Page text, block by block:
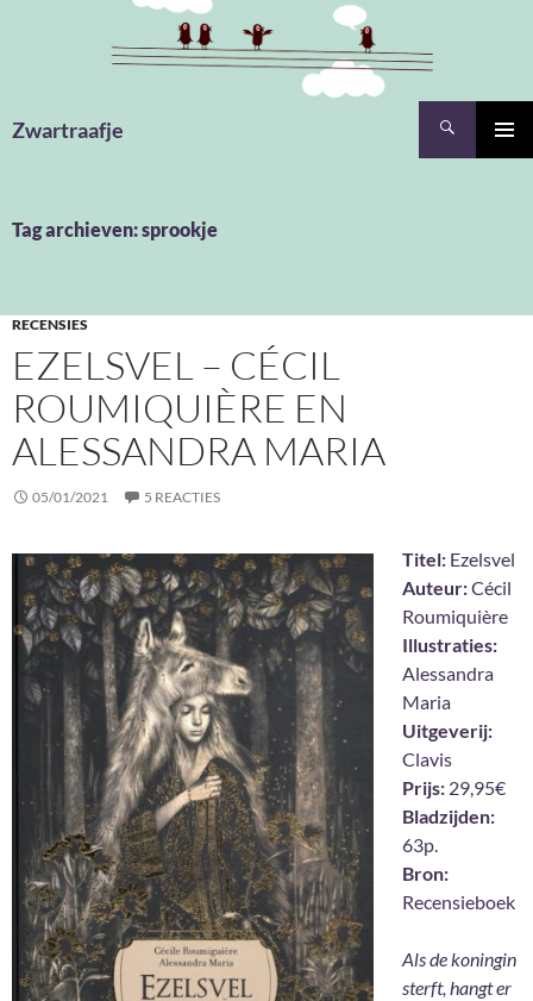
Zwartraafje
Tag archieven: sprookje
RECENSIES
EZELSVEL – CÉCIL
ROUMIQUIÈRE EN
ALESSANDRA MARIA
05/01/2021 5 REACTIES
Titel: Ezelsvel
Auteur:Cécil
Roumiquière
Illustraties:
Alessandra
Maria
Uitgeverij:
Clavis
Prijs: 29,95€
Bladzijden:
63p.
Bron:
Recensieboek
Als de koningin
sterft, hangt er